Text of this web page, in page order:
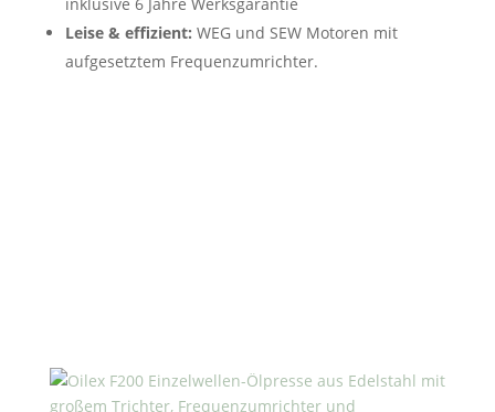
Leise & effizient: WEG und SEW Motoren mit
aufgesetztem Frequenzumrichter.